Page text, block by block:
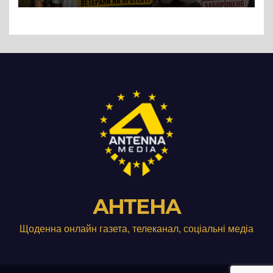
Три», що займається
АНТЕНА
Щоденна онлайн газета, телеканал, соціальні медіа